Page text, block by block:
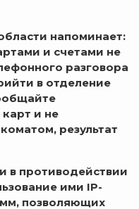
напоминает:
и счетами не
разговора
в отделение
и не
результат
в противодействии
ими IP-
позволяющих